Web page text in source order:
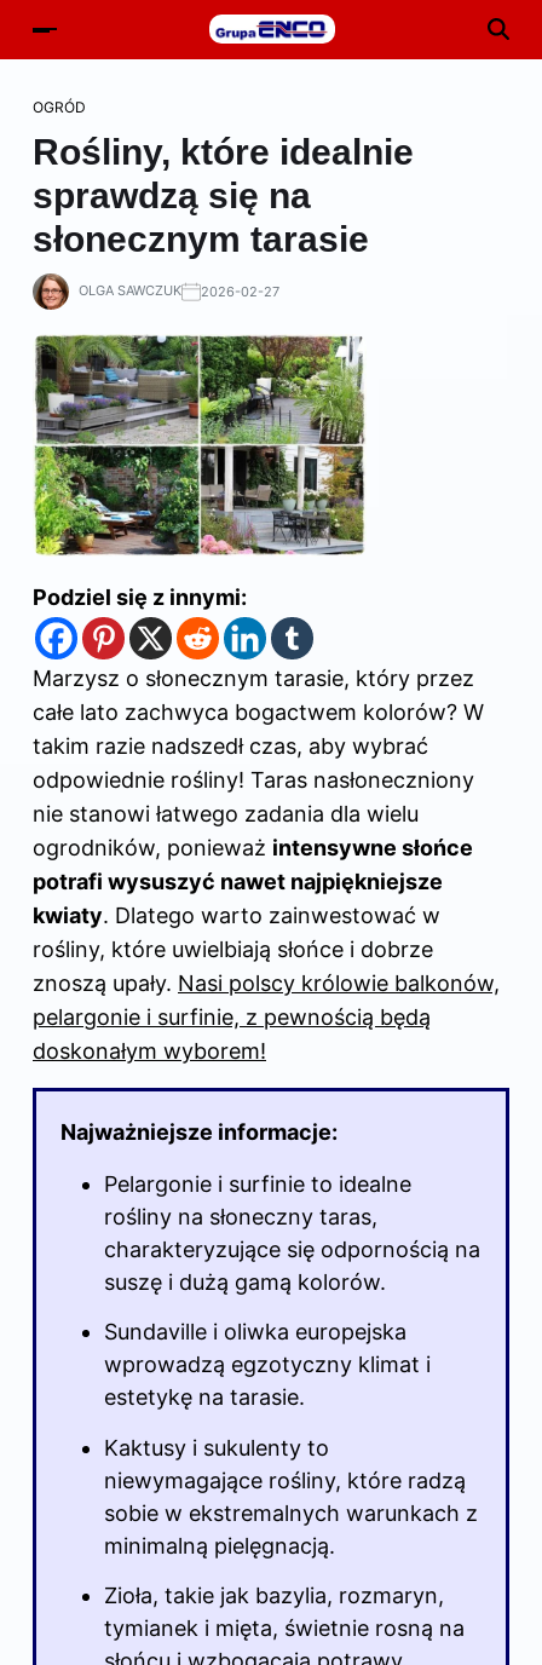
OGRÓD
Rośliny, które idealnie
sprawdzą się na
słonecznym tarasie
OLGA SAWCZUK 2026-02-27
Podziel się z innymi:
Marzysz o słonecznym tarasie, który przez
całe lato zachwyca bogactwem kolorów? W
takim razie nadszedł czas, aby wybrać
odpowiednie rośliny! Taras nasłoneczniony
nie stanowi łatwego zadania dla wielu
ogrodników, ponieważ intensywne słońce
potrafi wysuszyć nawet najpiękniejsze
kwiaty. Dlatego warto zainwestować w
rośliny, które uwielbiają słońce i dobrze
znoszą upały. Nasi polscy królowie balkonów,
pelargonie i surfinie, z pewnością będą
doskonałym wyborem!
Najważniejsze informacje:
Pelargonie i surfinie to idealne
rośliny na słoneczny taras,
charakteryzujące się odpornością na
suszę i dużą gamą kolorów.
Sundaville i oliwka europejska
wprowadzą egzotyczny klimat i
estetykę na tarasie.
Kaktusy i sukulenty to
niewymagające rośliny, które radzą
sobie w ekstremalnych warunkach z
minimalną pielęgnacją.
Zioła, takie jak bazylia, rozmaryn,
tymianek i mięta, świetnie rosną na